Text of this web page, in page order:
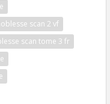
scan 2 vf
scan tome 3 fr